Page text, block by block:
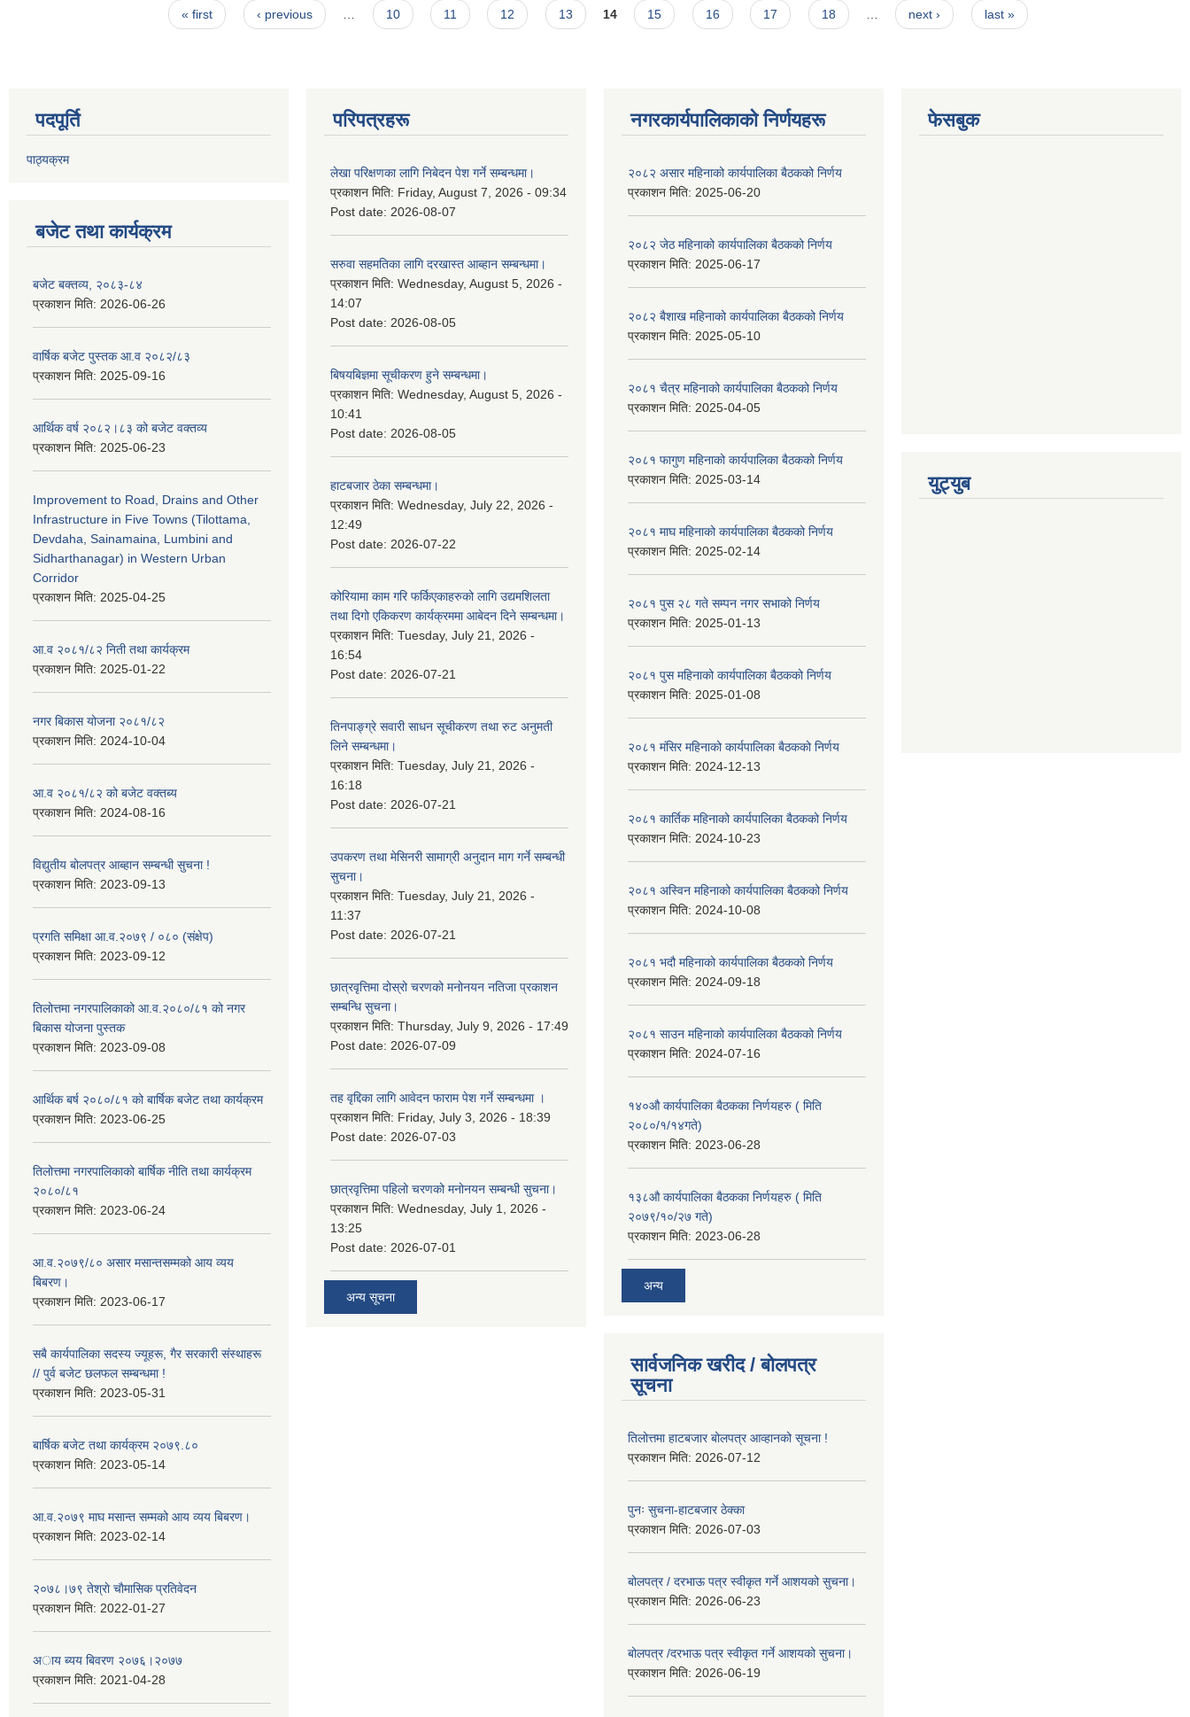
« first ‹ previous 10 11 12 13 14 15 16 17 18 next › last »
पदपूर्ति
पाठ्यक्रम
बजेट तथा कार्यक्रम
बजेट बक्तव्य, २०८३-८४
प्रकाशन मिति: 2026-06-26
वार्षिक बजेट पुस्तक आ.व २०८२/८३
प्रकाशन मिति: 2025-09-16
आर्थिक वर्ष २०८२।८३ को बजेट वक्तव्य
प्रकाशन मिति: 2025-06-23
Improvement to Road, Drains and Other
Infrastructure in Five Towns (Tilottama,
Devdaha, Sainamaina, Lumbini and
Sidharthanagar) in Western Urban
Corridor
प्रकाशन मिति: 2025-04-25
आ.व २०८१/८२ निती तथा कार्यक्रम
प्रकाशन मिति: 2025-01-22
नगर बिकास योजना २०८१/८२
प्रकाशन मिति: 2024-10-04
आ.व २०८१/८२ को बजेट वक्तब्य
प्रकाशन मिति: 2024-08-16
विद्युतीय बोलपत्र आब्हान सम्बन्धी सुचना !
प्रकाशन मिति: 2023-09-13
प्रगति समिक्षा आ.व.२०७९ / ०८० (संक्षेप)
प्रकाशन मिति: 2023-09-12
तिलोत्तमा नगरपालिकाको आ.व.२०८०/८१ को नगर
बिकास योजना पुस्तक
प्रकाशन मिति: 2023-09-08
आर्थिक बर्ष २०८०/८१ को बार्षिक बजेट तथा कार्यक्रम
प्रकाशन मिति: 2023-06-25
तिलोत्तमा नगरपालिकाको बार्षिक नीति तथा कार्यक्रम
२०८०/८१
प्रकाशन मिति: 2023-06-24
आ.व.२०७९/८० असार मसान्तसम्मको आय व्यय
बिबरण।
प्रकाशन मिति: 2023-06-17
सबै कार्यपालिका सदस्य ज्यूहरू, गैर सरकारी संस्थाहरू
// पुर्व बजेट छलफल सम्बन्धमा !
प्रकाशन मिति: 2023-05-31
बार्षिक बजेट तथा कार्यक्रम २०७९.८०
प्रकाशन मिति: 2023-05-14
आ.व.२०७९ माघ मसान्त सम्मको आय व्यय बिबरण।
प्रकाशन मिति: 2023-02-14
२०७८।७९ तेश्राे चाैमासिक प्रतिवेदन
प्रकाशन मिति: 2022-01-27
अाय ब्यय बिवरण २०७६।२०७७
प्रकाशन मिति: 2021-04-28
परिपत्रहरू
लेखा परिक्षणका लागि निबेदन पेश गर्ने सम्बन्धमा।
प्रकाशन मिति: Friday, August 7, 2026 - 09:34
Post date: 2026-08-07
सरुवा सहमतिका लागि दरखास्त आब्हान सम्बन्धमा।
प्रकाशन मिति: Wednesday, August 5, 2026 -
14:07
Post date: 2026-08-05
बिषयबिज्ञमा सूचीकरण हुने सम्बन्धमा।
प्रकाशन मिति: Wednesday, August 5, 2026 -
10:41
Post date: 2026-08-05
हाटबजार ठेका सम्बन्धमा।
प्रकाशन मिति: Wednesday, July 22, 2026 -
12:49
Post date: 2026-07-22
कोरियामा काम गरि फर्किएकाहरुको लागि उद्यमशिलता
तथा दिगो एकिकरण कार्यक्रममा आबेदन दिने सम्बन्धमा।
प्रकाशन मिति: Tuesday, July 21, 2026 -
16:54
Post date: 2026-07-21
तिनपाङ्ग्रे सवारी साधन सूचीकरण तथा रुट अनुमती
लिने सम्बन्धमा।
प्रकाशन मिति: Tuesday, July 21, 2026 -
16:18
Post date: 2026-07-21
उपकरण तथा मेसिनरी सामाग्री अनुदान माग गर्ने सम्बन्धी
सुचना।
प्रकाशन मिति: Tuesday, July 21, 2026 -
11:37
Post date: 2026-07-21
छात्रवृत्तिमा दोस्रो चरणको मनोनयन नतिजा प्रकाशन
सम्बन्धि सुचना।
प्रकाशन मिति: Thursday, July 9, 2026 - 17:49
Post date: 2026-07-09
तह वृद्दिका लागि आवेदन फाराम पेश गर्ने सम्बन्धमा ।
प्रकाशन मिति: Friday, July 3, 2026 - 18:39
Post date: 2026-07-03
छात्रवृत्तिमा पहिलो चरणको मनोनयन सम्बन्धी सुचना।
प्रकाशन मिति: Wednesday, July 1, 2026 -
13:25
Post date: 2026-07-01
अन्य सूचना
नगरकार्यपालिकाकाे निर्णयहरू
२०८२ असार महिनाको कार्यपालिका बैठकको निर्णय
प्रकाशन मिति: 2025-06-20
२०८२ जेठ महिनाको कार्यपालिका बैठकको निर्णय
प्रकाशन मिति: 2025-06-17
२०८२ बैशाख महिनाको कार्यपालिका बैठकको निर्णय
प्रकाशन मिति: 2025-05-10
२०८१ चैत्र महिनाको कार्यपालिका बैठकको निर्णय
प्रकाशन मिति: 2025-04-05
२०८१ फागुण महिनाको कार्यपालिका बैठकको निर्णय
प्रकाशन मिति: 2025-03-14
२०८१ माघ महिनाको कार्यपालिका बैठकको निर्णय
प्रकाशन मिति: 2025-02-14
२०८१ पुस २८ गते सम्प‍न नगर सभाको निर्णय
प्रकाशन मिति: 2025-01-13
२०८१ पुस महिनाको कार्यपालिका बैठकको निर्णय
प्रकाशन मिति: 2025-01-08
२०८१ मंसिर महिनाको कार्यपालिका बैठकको निर्णय
प्रकाशन मिति: 2024-12-13
२०८१ कार्तिक महिनाको कार्यपालिका बैठकको निर्णय
प्रकाशन मिति: 2024-10-23
२०८१ अस्विन महिनाको कार्यपालिका बैठकको निर्णय
प्रकाशन मिति: 2024-10-08
२०८१ भदौ महिनाको कार्यपालिका बैठकको निर्णय
प्रकाशन मिति: 2024-09-18
२०८१ साउन महिनाको कार्यपालिका बैठकको निर्णय
प्रकाशन मिति: 2024-07-16
१४०औ कार्यपालिका बैठकका निर्णयहरु ( मिति
२०८०/१/१४गते)
प्रकाशन मिति: 2023-06-28
१३८औ कार्यपालिका बैठकका निर्णयहरु ( मिति
२०७९/१०/२७ गते)
प्रकाशन मिति: 2023-06-28
अन्य
सार्वजनिक खरीद / बोलपत्र
सूचना
तिलोत्तमा हाटबजार बोलपत्र आव्हानको सूचना !
प्रकाशन मिति: 2026-07-12
पुनः सुचना-हाटबजार ठेक्का
प्रकाशन मिति: 2026-07-03
बोलपत्र / दरभाऊ पत्र स्वीकृत गर्ने आशयको सुचना।
प्रकाशन मिति: 2026-06-23
बोलपत्र /दरभाऊ पत्र स्वीकृत गर्ने आशयको सुचना।
प्रकाशन मिति: 2026-06-19
फेसबुक
युट्युब